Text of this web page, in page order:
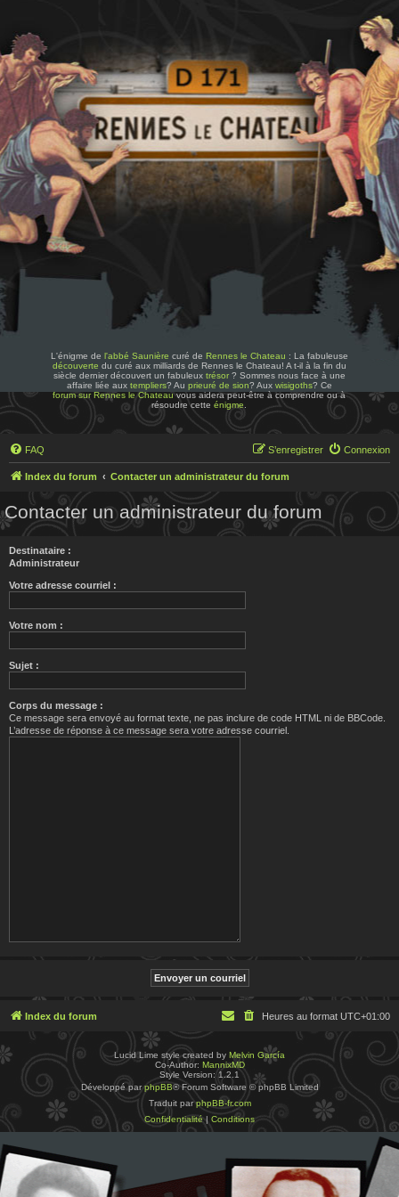
L'énigme de l'abbé Saunière curé de Rennes le Chateau : La fabuleuse
découverte du curé aux milliards de Rennes le Chateau! A t-il à la fin du
siècle dernier découvert un fabuleux trésor? Sommes nous face à une
affaire liée aux templiers? Au prieuré de sion? Aux wisigoths? Ce
forum sur Rennes le Chateauvous aidera peut-être à comprendre ou à
résoudre cetteénigme
FAQ Connexion
S’enregistrer
Index du forum Contacter un administrateur du forum
Contacter un administrateur du forum
Destinataire :
Administrateur
Votre adresse courriel :
Votre nom :
Sujet :
Corps du message :
Ce message sera envoyé au format texte, ne pas inclure de code HTML ni de BBCode.
L’adresse de réponse à ce message sera votre adresse courriel.
Index du forum Heures au format UTC+01:00
Lucid Lime style created by Melvin García
Co-Author: MannixMD
Style Version: 1.2.1
Développé parphpBB® Forum Software © phpBB Limited
Traduit parphpBB-fr.com
Confidentialité| Conditions